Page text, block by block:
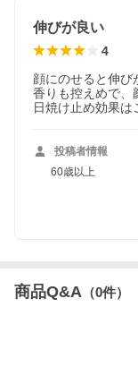
■ 区分
■ 製造国
フト クリスマスプレ
ト交換 特別 インス
頃ギフト お手頃プレ
伸びが良い
4
顔にのせると伸び
香りも控えめで、
日焼け止め効果は
投稿者情報
60歳以上
商品Q&A （0件）